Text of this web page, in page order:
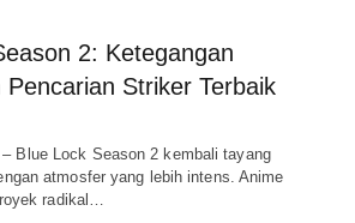
2: Ketegangan
Pencarian Striker Terbaik
– Blue Lock Season 2 kembali tayang
atmosfer yang lebih intens. Anime
radikal…